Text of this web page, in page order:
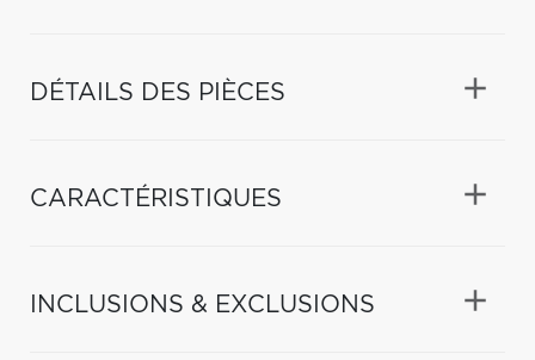
DÉTAILS DES PIÈCES
CARACTÉRISTIQUES
INCLUSIONS & EXCLUSIONS